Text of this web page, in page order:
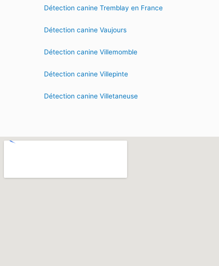
Détection canine Tremblay en France
Détection canine Vaujours
Détection canine Villemomble
Détection canine Villepinte
Détection canine Villetaneuse